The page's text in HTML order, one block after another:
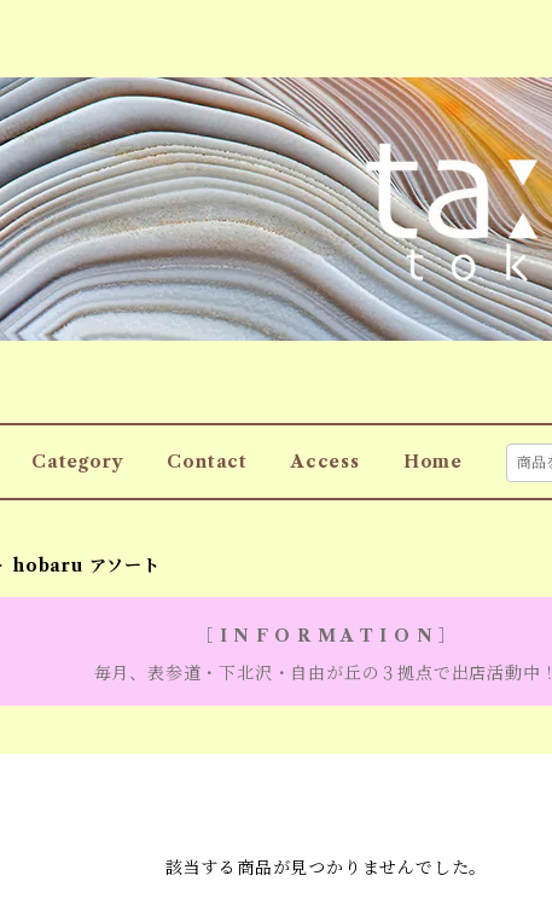
Category Contact Access Home
hobaru アソート
［ I N F O R M A T I O N ］
毎月、表参道・下北沢・自由が丘の３拠点で出店活動中！
該当する商品が見つかりませんでした。